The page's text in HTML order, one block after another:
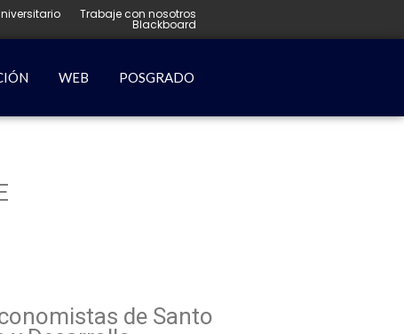
Trabaje con nosotros
Blackboard
WEB POSGRADO
de Santo